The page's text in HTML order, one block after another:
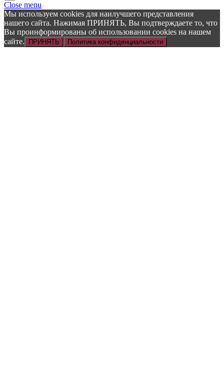
Close menu
Мы используем cookies для наилучшего представления
нашего сайта. Нажимая ПРИНЯТЬ, Вы подтверждаете то, что
Вы проинформированы об использовании cookies на нашем
сайте.
ПРИНЯТЬ Политика конфиденциальности